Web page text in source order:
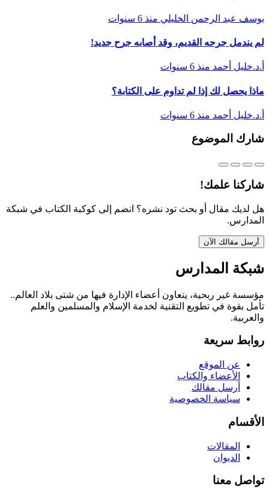
يوسف عبد الرحمن الخليلي منذ 6 سنوات
لم يندمل جرحه القديم، وقد أصابه جرح جديد!
أ.د.خليل أحمد منذ 6 سنوات
ماذا يحصل لك إذا لم تداوم على الكتابة؟
أ.د.خليل أحمد منذ 6 سنوات
شارك الموضوع
شاركنا علمك!
هل لديك مقال أو بحث تود نشره؟ انضم إلى كوكبة الكتاب في شبكة
المدارس.
أرسل مقالك الآن
شبكة المدارس
مؤسسة غير ربحية، يتعاون أعضاء الإدارة فيها من شتى بلاد العالم..
تأمل بقوة في تطويع التقنية لخدمة الإسلام والمسلمين والعلم
والعربية.
روابط سريعة
عن الموقع
الأعضاء والكتاب
أرسل مقالك
سياسة الخصوصية
الأقسام
المقالات
الديوان
تواصل معنا